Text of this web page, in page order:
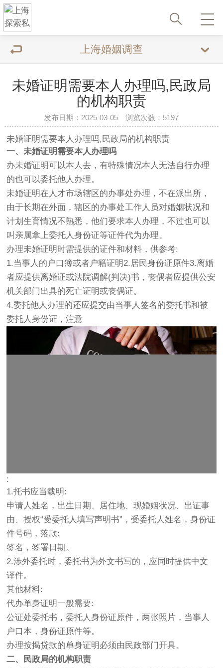
上海婚姻调查
未婚证明需要本人办理吗,民政局
的机构职责
发布日期：2025-03-05 浏览次数：5197
未婚证明需要本人办理吗,民政局的机构职责
一、未婚证明需要本人办理吗
办未婚证明可以本人去，有特殊情况本人无法自行办理
的也可以委托他人办理。
未婚证明在人才市场辖区的办事处办理，不在派出所，
由于长期在外面，辖区的办事处工作人员对婚姻状况和
计划生育情况不熟悉，他们要求本人办理，不过也可以
叫亲属拿上委托人身份证等证件代为办理。
办理未婚证明时需提供的证件和材料，供参考:
1.当事人的户口簿或者户籍证明2.居民身份证原件3.离婚
者应提供离婚证或法院调解(判决)书，丧偶者应提供公安
机关部门出具的死亡证明或丧偶证。
4.委托他人办理的还应提交由当事人签名的委托书和被
委托人身份证，注意
:
1.托书应当载明:
申请人姓名，出生日期、居住地、现婚姻状况、出证事
由、授权“受委托人填写声明书”，受委托人姓名，身份证
件号码，落款:
签名，签署日期。
2.涉外委托时，委托书为外文书写的，应同时提供中文
译件。
其他材料:
代办单身证明一般需要:
公证处委托书，委托人身份证原件，两张照片，当事人
户口本，身份证原件等。
办理按揭贷款的单身证明必须由民政部门开具。
二、民政局的机构职责